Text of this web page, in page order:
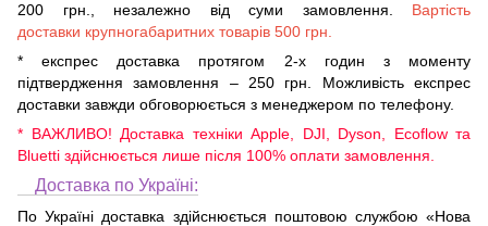
200 грн., незалежно від суми замовлення. Вартість
доставки крупногабаритних товарів 500 грн.
* експрес доставка протягом 2-х годин з моменту
підтвердження замовлення – 250 грн. Можливість експрес
доставки завжди обговорюється з менеджером по телефону.
* ВАЖЛИВО! Доставка техніки Apple, DJI, Dyson, Ecoflow та
Bluetti здійснюється лише після 100% оплати замовлення.
Доставка по Україні:
По Україні доставка здійснюється поштовою службою «Нова